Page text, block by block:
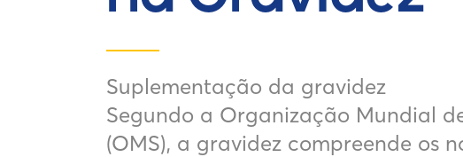
Suplementação da gravidez
Segundo a Organização Mundial
(OMS), a gravidez compreende os